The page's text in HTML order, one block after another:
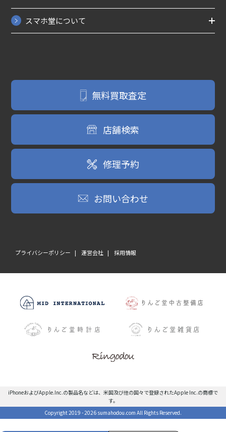
スマホ堂について
無料買取査定
店舗検索
修理予約
お問い合わせ
プライバシーポリシー 運営会社 採用情報
iPhoneおよびApple.Inc.の製品名などは、米国及び他の国々で登録されたApple Inc.の商標で
す。
Copyright 2019 - 2026 sumahodou.com All Rights Reserved.